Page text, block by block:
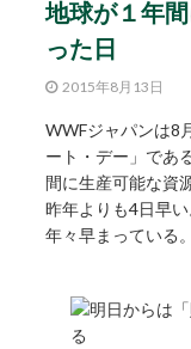
地球が１年
った日
2015年8月13日
WWFジャパンは8
ート・デー」であ
間に生産可能な資
昨年よりも4日早
年々早まっている